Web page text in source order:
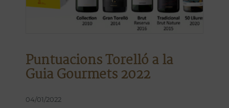
Puntuacions Torelló a la
Guia Gourmets 2022
04/01/2022